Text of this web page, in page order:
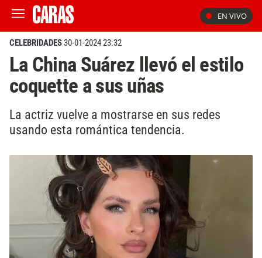
EN VIVO
CELEBRIDADES30-01-2024 23:32
La China Suárez llevó el estilo
coquette a sus uñas
La actriz vuelve a mostrarse en sus redes
usando esta romántica tendencia.